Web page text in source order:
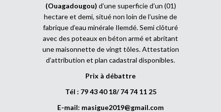
(Ouagadougou) d’une superficie d’un (01)
hectare et demi, situé non loin de l’usine de
fabrique d’eau minérale Ilemdé. Semi clôturé
avec des poteaux en béton armé et abritant
une maisonnette de vingt tôles. Attestation
d’attribution et plan cadastral disponibles.
Prix à débattre
Tél : 79 43 40 18/ 74 74 11 25
E-mail: masigue2019@gmail.com